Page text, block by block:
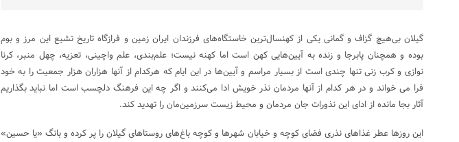
گیلان بی‌هیچ گزاف و گمانی یکی از کهنسال‌ترین خاستگاه‌های فرزندان ایران زمین و فرازگاه تاریخ تشیع این مرز و بوم
بوده و همچنان پابرجا و زنده به آیین‌هایی کهن است اما کهنه نیست؛ علم‌بندی، علم واچینی، تعزیه، چهل منبر، کرنا
نوازی و کرب زنی تنها چندی است از بسیار مراسم و آیین‌ها در این ایام که هرکدام از آنها هزاران هزار جمعیت را به خود
فرا می خواند و در هر کدام از آنها مردمان نذر خویش ادا می‌کنند و اگر چه این فرهنگ دلچسب است اما نباید بگذاریم
آثار بجا مانده از ادای این نذورات جان مردمان و محیط زیست سرزمین‌مان را تهدید کند.
این روزها عطر غذاهای نذری فضای کوچه و خیابان شهرها و کوچه باغ‌های روستاهای گیلان را پر کرده و بانگ «یا حسین»